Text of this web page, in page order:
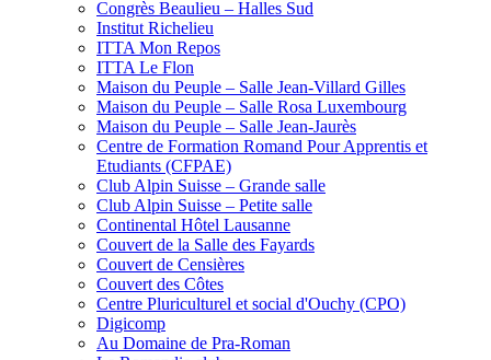
Congrès Beaulieu – Halles Sud
Institut Richelieu
ITTA Mon Repos
ITTA Le Flon
Maison du Peuple – Salle Jean-Villard Gilles
Maison du Peuple – Salle Rosa Luxembourg
Maison du Peuple – Salle Jean-Jaurès
Centre de Formation Romand Pour Apprentis et
Etudiants (CFPAE)
Club Alpin Suisse – Grande salle
Club Alpin Suisse – Petite salle
Continental Hôtel Lausanne
Couvert de la Salle des Fayards
Couvert de Censières
Couvert des Côtes
Centre Pluriculturel et social d'Ouchy (CPO)
Digicomp
Au Domaine de Pra-Roman